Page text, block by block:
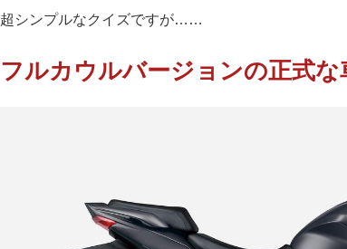
超シンプルなクイズですが……
フルカウルバージョンの正式な